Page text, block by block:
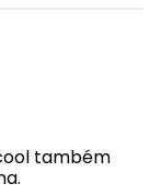
também